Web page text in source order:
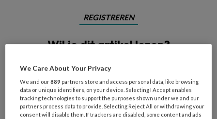
REGISTREREN
Wil je dit artikel lezen?
Al een account of abonnement?Log dan in
We Care About Your Privacy
We and our889 partners store and access personal data, like browsing
data or unique identifiers, on your device. Selecting I Accept enables
tracking technologies to support the purposes shown under we and our
partners process data to provide. Selecting Reject All or withdrawing your
consent will disable them. If trackers are disabled, some content and ads